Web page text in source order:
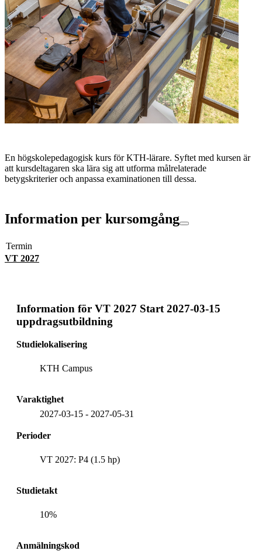
En högskolepedagogisk kurs för KTH-lärare. Syftet med kursen är
att kursdeltagaren ska lära sig att utforma målrelaterade
betygskriterier och anpassa examinationen till dessa.
Information per kursomgång
Termin
VT 2027
Information för VT 2027 Start 2027-03-15
uppdragsutbildning
Studielokalisering
KTH Campus
Varaktighet
2027-03-15 - 2027-05-31
Perioder
VT 2027: P4 (1.5 hp)
Studietakt
10%
Anmälningskod